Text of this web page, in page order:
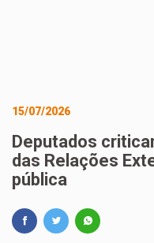
15/07/2026
Deputados
das Relações
pública